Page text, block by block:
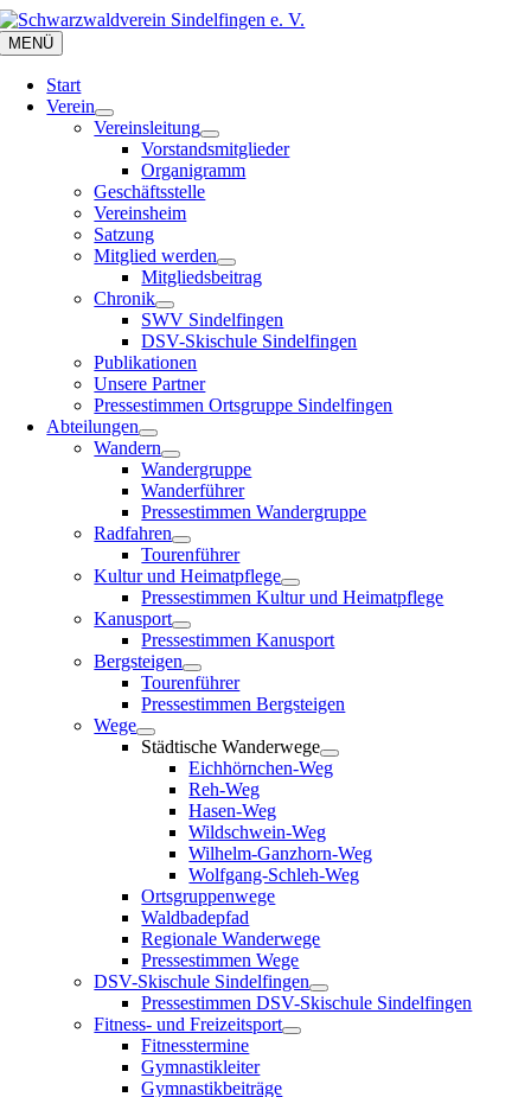
Zum
Inhalt
springen
MENÜ
Start
Verein
Vereinsleitung
Vorstandsmitglieder
Organigramm
Geschäftsstelle
Vereinsheim
Satzung
Mitglied werden
Mitgliedsbeitrag
Chronik
SWV Sindelfingen
DSV-Skischule Sindelfingen
Publikationen
Unsere Partner
Pressestimmen Ortsgruppe Sindelfingen
Abteilungen
Wandern
Wandergruppe
Wanderführer
Pressestimmen Wandergruppe
Radfahren
Tourenführer
Kultur und Heimatpflege
Pressestimmen Kultur und Heimatpflege
Kanusport
Pressestimmen Kanusport
Bergsteigen
Tourenführer
Pressestimmen Bergsteigen
Wege
Städtische Wanderwege
Eichhörnchen-Weg
Reh-Weg
Hasen-Weg
Wildschwein-Weg
Wilhelm-Ganzhorn-Weg
Wolfgang-Schleh-Weg
Ortsgruppenwege
Waldbadepfad
Regionale Wanderwege
Pressestimmen Wege
DSV-Skischule Sindelfingen
Pressestimmen DSV-Skischule Sindelfingen
Fitness- und Freizeitsport
Fitnesstermine
Gymnastikleiter
Gymnastikbeiträge